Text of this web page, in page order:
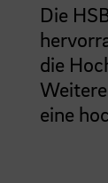
Die
die
eine